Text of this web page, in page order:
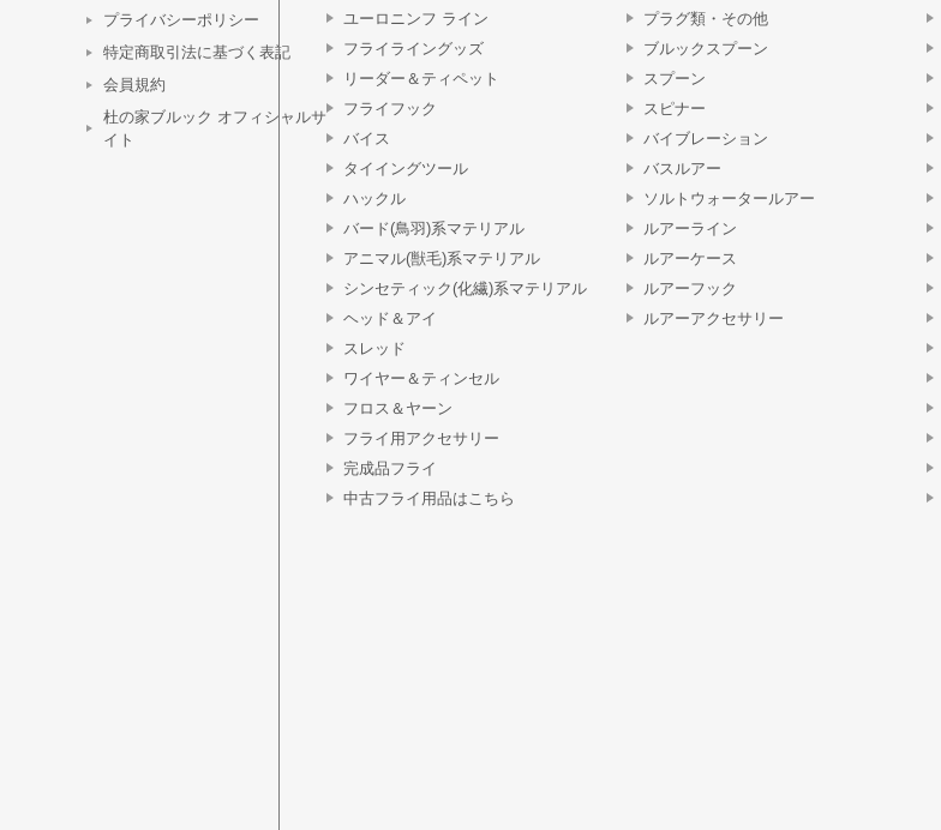
プライバシーポリシー
特定商取引法に基づく表記
会員規約
杜の家ブルック オフィシャルサ
イト
ユーロニンフ ライン
フライライングッズ
リーダー＆ティペット
フライフック
バイス
タイイングツール
ハックル
バード(鳥羽)系マテリアル
アニマル(獣毛)系マテリアル
シンセティック(化繊)系マテリアル
ヘッド＆アイ
スレッド
ワイヤー＆ティンセル
フロス＆ヤーン
フライ用アクセサリー
完成品フライ
中古フライ用品はこちら
プラグ類・その他
ブルックスプーン
スプーン
スピナー
バイブレーション
バスルアー
ソルトウォータールアー
ルアーライン
ルアーケース
ルアーフック
ルアーアクセサリー